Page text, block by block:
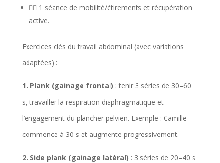
🧘‍♀️ 1 séance de mobilité/étirements et récupération
active.
Exercices clés du travail abdominal (avec variations
adaptées) :
1. Plank (gainage frontal) : tenir 3 séries de 30–60
s, travailler la respiration diaphragmatique et
l’engagement du plancher pelvien. Exemple : Camille
commence à 30 s et augmente progressivement.
2. Side plank (gainage latéral) : 3 séries de 20–40 s